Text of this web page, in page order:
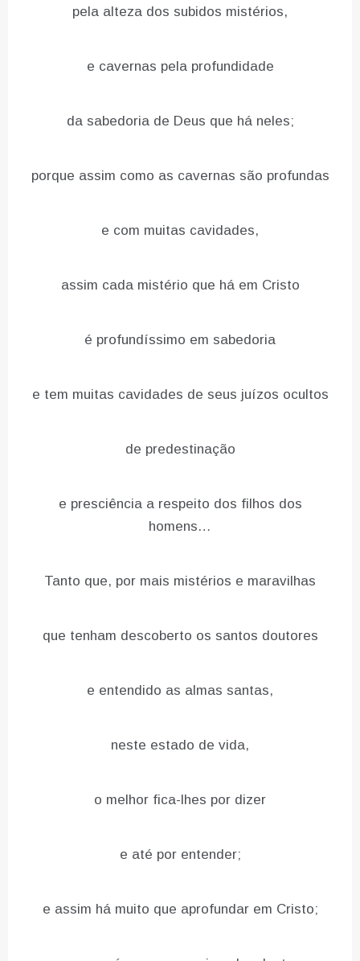
pela alteza dos subidos mistérios,
e cavernas pela profundidade
da sabedoria de Deus que há neles;
porque assim como as cavernas são profundas
e com muitas cavidades,
assim cada mistério que há em Cristo
é profundíssimo em sabedoria
e tem muitas cavidades de seus juízos ocultos
de predestinação
e presciência a respeito dos filhos dos
homens…
Tanto que, por mais mistérios e maravilhas
que tenham descoberto os santos doutores
e entendido as almas santas,
neste estado de vida,
o melhor fica-lhes por dizer
e até por entender;
e assim há muito que aprofundar em Cristo;